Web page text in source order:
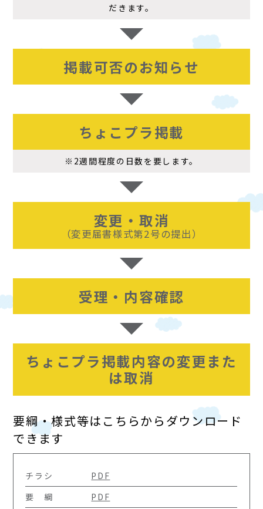
だきます。
掲載可否のお知らせ
ちょこプラ掲載
※2週間程度の日数を要します。
変更・取消
（変更届書様式第2号の提出）
受理・内容確認
ちょこプラ掲載内容の変更また
は取消
要綱・様式等はこちらからダウンロード
できます
チラシ
PDF
要 綱
PDF